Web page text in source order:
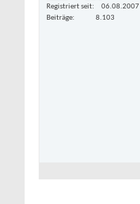
Registriert seit
06.08.2007
Beiträge
8.103